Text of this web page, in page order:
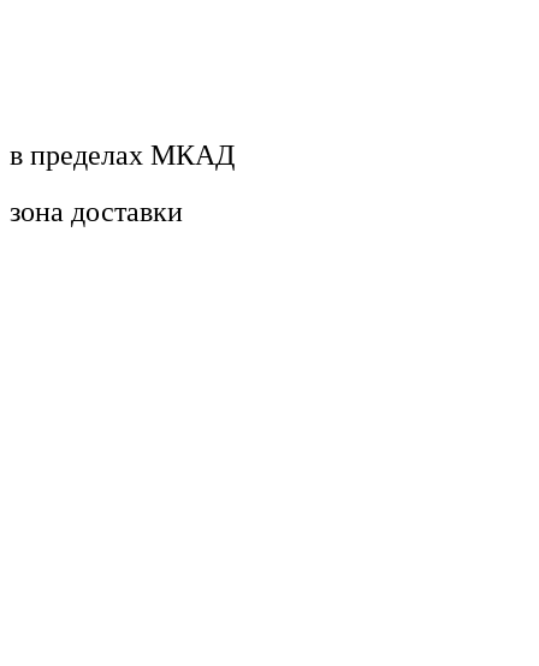
в пределах МКАД
зона доставки